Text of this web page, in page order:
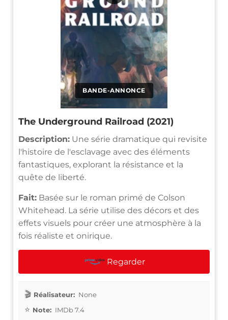
BANDE-ANNONCE
The Underground Railroad (2021)
Description: Une série dramatique qui revisite
l'histoire de l'esclavage avec des éléments
fantastiques, explorant la résistance et la
quête de liberté.
Fait: Basée sur le roman primé de Colson
Whitehead. La série utilise des décors et des
effets visuels pour créer une atmosphère à la
fois réaliste et onirique.
Regarder
Réalisateur: None
Note: IMDb 7.4